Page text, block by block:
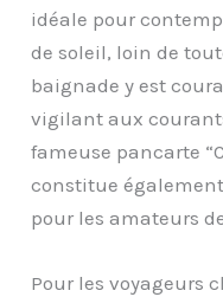
idéale pour
de soleil, loin de
baignade y est
vigilant aux
fameuse pancarte
constitue
pour les amateurs
Pour les voyageurs